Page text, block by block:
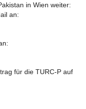
in Wien weiter:
an:
für die TURC-P auf